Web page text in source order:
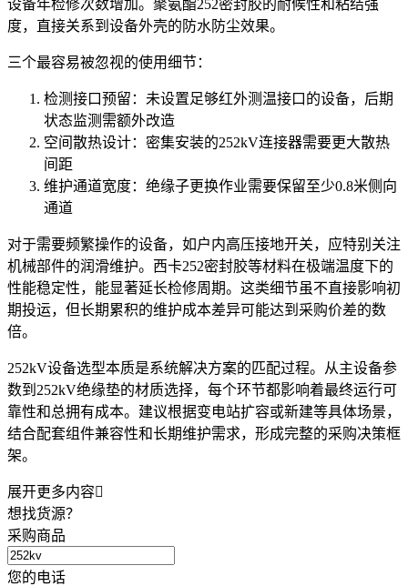
设备年检修次数增加。 聚氨酯252密封胶的耐候性和粘结强
度，直接关系到设备外壳的防水防尘效果。
三个最容易被忽视的使用细节：
检测接口预留：未设置足够红外测温接口的设备，后期
状态监测需额外改造
空间散热设计：密集安装的252kV连接器需要更大散热
间距
维护通道宽度：绝缘子更换作业需要保留至少0.8米侧向
通道
对于需要频繁操作的设备，如 户内高压接地开关，应特别关注
机械部件的润滑维护。 西卡252密封胶等材料在极端温度下的
性能稳定性，能显著延长检修周期。这类细节虽不直接影响初
期投运，但长期累积的维护成本差异可能达到采购价差的数
倍。
252kV设备选型本质是系统解决方案的匹配过程。从主设备参
数到252kV绝缘垫的材质选择，每个环节都影响着最终运行可
靠性和总拥有成本。建议根据变电站扩容或新建等具体场景，
结合配套组件兼容性和长期维护需求，形成完整的采购决策框
架。
展开更多内容
想找货源？
采购商品
您的电话